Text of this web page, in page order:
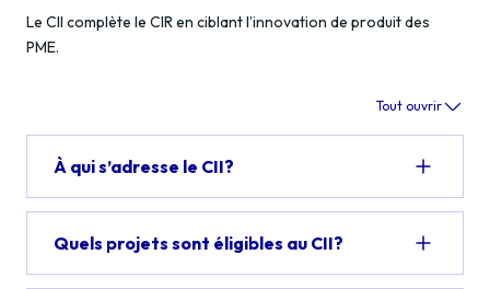
Le CII complète le CIR en ciblant l’innovation de produit des
PME.
Tout ouvrir
À qui s’adresse le CII?
Quels projets sont éligibles au CII?